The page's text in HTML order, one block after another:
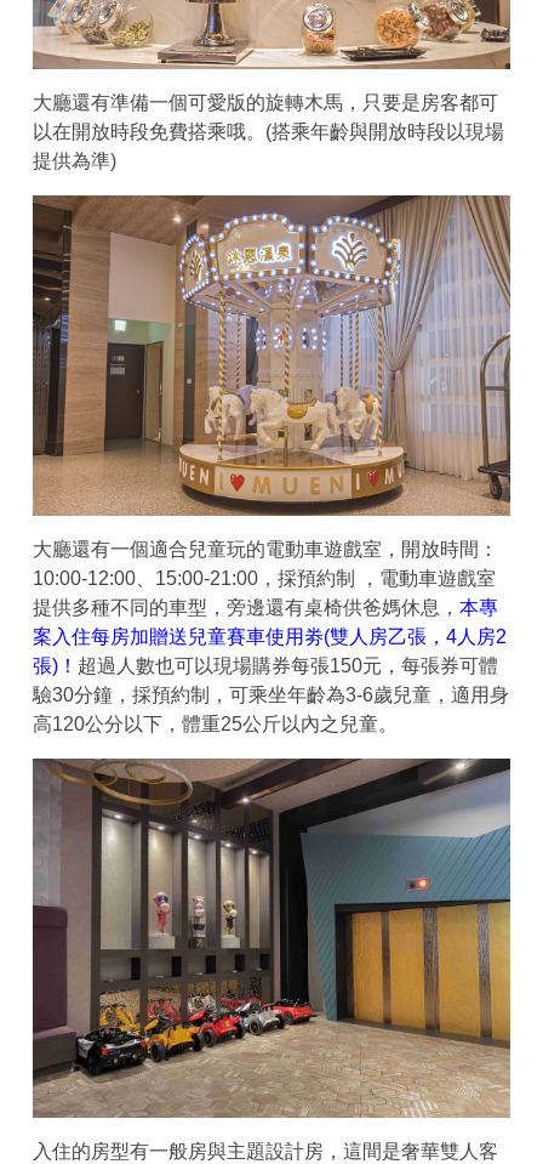
大廳還有準備一個可愛版的旋轉木馬，只要是房客都可
以在開放時段免費搭乘哦。(搭乘年齡與開放時段以現場
提供為準)
大廳還有一個適合兒童玩的電動車遊戲室，開放時間：
10:00-12:00、15:00-21:00，採預約制 ，電動車遊戲室
提供多種不同的車型，旁邊還有桌椅供爸媽休息， 本專
案入住每房加贈送兒童賽車使用劵(雙人房乙張，4人房2
張)！ 超過人數也可以現場購券每張150元，每張券可體
驗30分鐘，採預約制，可乘坐年齡為3-6歲兒童，適用身
高120公分以下，體重25公斤以內之兒童。
入住的房型有一般房與主題設計房，這間是奢華雙人客